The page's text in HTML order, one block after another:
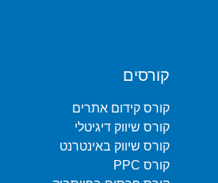
קורסים
קורס קידום אתרים
קורס שיווק דיגיטלי
קורס שיווק באינטרנט
קורס PPC